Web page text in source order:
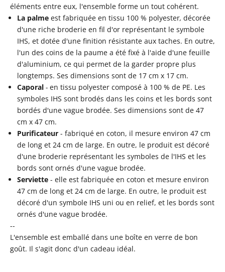
éléments entre eux, l'ensemble forme un tout cohérent.
La palme est fabriquée en tissu 100 % polyester, décorée
d'une riche broderie en fil d'or représentant le symbole
IHS, et dotée d'une finition résistante aux taches. En outre,
l'un des coins de la paume a été fixé à l'aide d'une feuille
d'aluminium, ce qui permet de la garder propre plus
longtemps. Ses dimensions sont de 17 cm x 17 cm.
Caporal - en tissu polyester composé à 100 % de PE. Les
symboles IHS sont brodés dans les coins et les bords sont
bordés d'une vague brodée. Ses dimensions sont de 47
cm x 47 cm.
Purificateur - fabriqué en coton, il mesure environ 47 cm
de long et 24 cm de large. En outre, le produit est décoré
d'une broderie représentant les symboles de l'IHS et les
bords sont ornés d'une vague brodée.
Serviette - elle est fabriquée en coton et mesure environ
47 cm de long et 24 cm de large. En outre, le produit est
décoré d'un symbole IHS uni ou en relief, et les bords sont
ornés d'une vague brodée.
--
L'ensemble est emballé dans une boîte en verre de bon
goût. Il s'agit donc d'un cadeau idéal.